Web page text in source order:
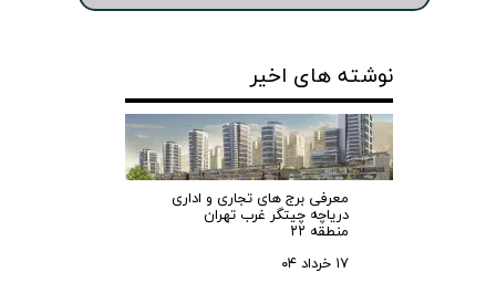
نوشته های اخیر
معرفی برج های تجاری و اداری
دریاچه چیتگر غرب تهران
منطقه ۲۲
۱۷ خرداد ۰۴